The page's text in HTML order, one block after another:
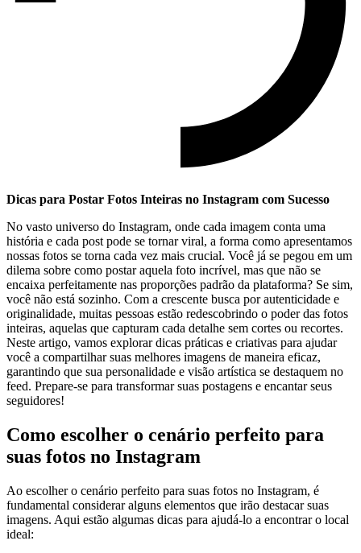
Dicas para Postar Fotos Inteiras no Instagram com Sucesso
No vasto universo do Instagram, onde ⁣cada imagem conta uma
história e cada post pode se tornar viral, a ⁢forma como ​apresentamos
nossas fotos se torna cada vez mais crucial. Você já se ‍pegou em um
dilema sobre ⁤como postar aquela ⁣foto incrível, mas que não se
encaixa perfeitamente nas proporções padrão da plataforma? Se ⁢sim,
você ‍não está sozinho. Com a crescente busca por autenticidade e
originalidade, muitas pessoas estão ‌redescobrindo o poder das fotos
inteiras, aquelas que ‌capturam cada detalhe sem cortes ou recortes.
‌Neste artigo, ⁢vamos explorar dicas práticas e⁤ criativas para ⁢ajudar
você a compartilhar suas ⁣melhores ⁤imagens​ de maneira eficaz,
garantindo que sua personalidade e visão ​artística se destaquem⁣ no⁢
feed. Prepare-se para transformar suas postagens⁤ e​ encantar⁤ seus
⁤seguidores!
Como ‌escolher o cenário perfeito para
⁢suas fotos no‌ Instagram
Ao escolher o cenário perfeito para suas fotos ‌no Instagram, é
fundamental considerar alguns elementos que irão destacar suas
imagens. Aqui estão algumas dicas‌ para ajudá-lo a ​encontrar o local
ideal: